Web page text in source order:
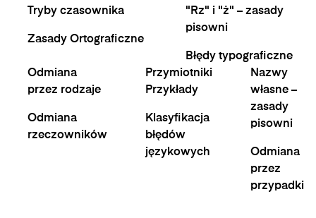
Tryby czasownika
Zasady Ortograficzne
"Rz" i "ż" – zasady
pisowni
Błędy typograficzne
Odmiana
przez rodzaje
Odmiana
rzeczowników
Przymiotniki
Przykłady
Klasyfikacja
błędów
językowych
Nazwy
własne –
zasady
pisowni
Odmiana
przez
przypadki